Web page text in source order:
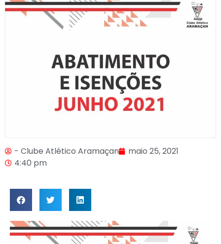
- Clube Atlético Aramaçan
maio 25, 2021
4:40 pm